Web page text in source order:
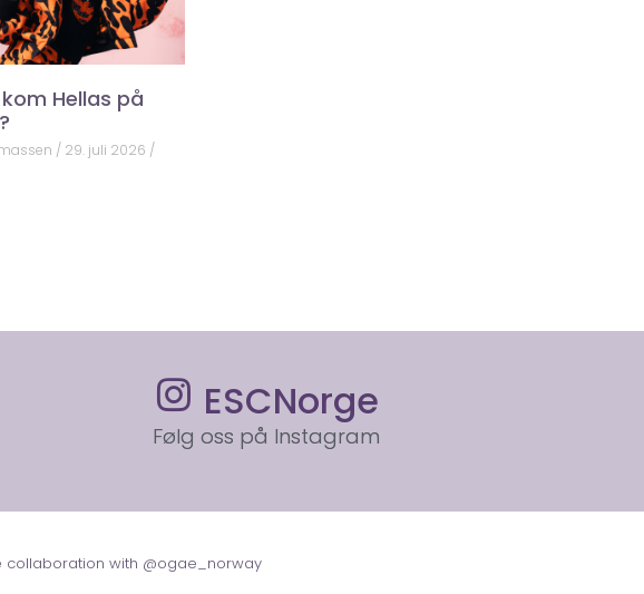
Hellas på
29. juli 2026
ESCNorge
Følg oss på Instagram
collaboration with @ogae_norway